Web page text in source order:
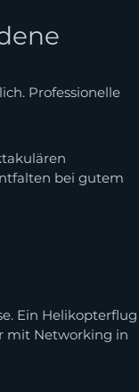
Professionelle
bei gutem
Ein Helikopterflug
mit Networking in